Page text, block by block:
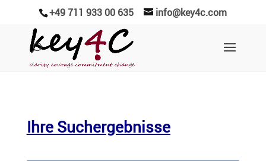
+49 711 933 00 635 info@key4c.com
Ihre Suchergebnisse